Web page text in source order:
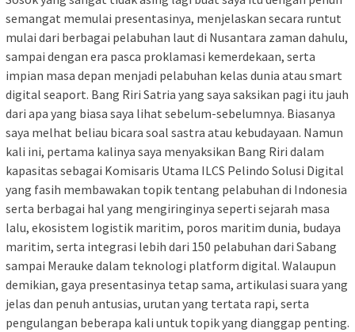
semangat memulai presentasinya, menjelaskan secara runtut
mulai dari berbagai pelabuhan laut di Nusantara zaman dahulu,
sampai dengan era pasca proklamasi kemerdekaan, serta
impian masa depan menjadi pelabuhan kelas dunia atau smart
digital seaport. Bang Riri Satria yang saya saksikan pagi itu jauh
dari apa yang biasa saya lihat sebelum-sebelumnya. Biasanya
saya melhat beliau bicara soal sastra atau kebudayaan. Namun
kali ini, pertama kalinya saya menyaksikan Bang Riri dalam
kapasitas sebagai Komisaris Utama ILCS Pelindo Solusi Digital
yang fasih membawakan topik tentang pelabuhan di Indonesia
serta berbagai hal yang mengiringinya seperti sejarah masa
lalu, ekosistem logistik maritim, poros maritim dunia, budaya
maritim, serta integrasi lebih dari 150 pelabuhan dari Sabang
sampai Merauke dalam teknologi platform digital. Walaupun
demikian, gaya presentasinya tetap sama, artikulasi suara yang
jelas dan penuh antusias, urutan yang tertata rapi, serta
pengulangan beberapa kali untuk topik yang dianggap penting.